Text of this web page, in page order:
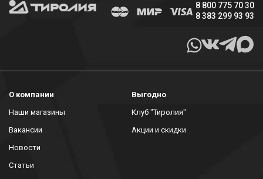
8 800 775 70 30
8 383 299 93 93
О компании
Наши магазины
Вакансии
Новости
Статьи
Выгодно
Клуб "Тиролия"
Акции и скидки